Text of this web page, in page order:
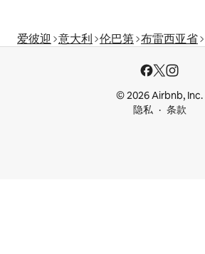
爱彼迎 意大利 伦巴第 布雷西亚省
© 2026 Airbnb, Inc.
隐私
条款